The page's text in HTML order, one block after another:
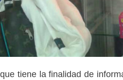
tiene la finalidad de